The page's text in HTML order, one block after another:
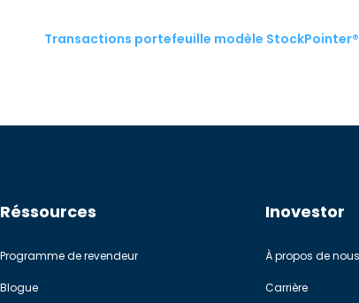
Transactions portefeuille modèle StockPointer®
Réssources
Programme de revendeur
Blogue
Inovestor
À propos de nous
Carrière